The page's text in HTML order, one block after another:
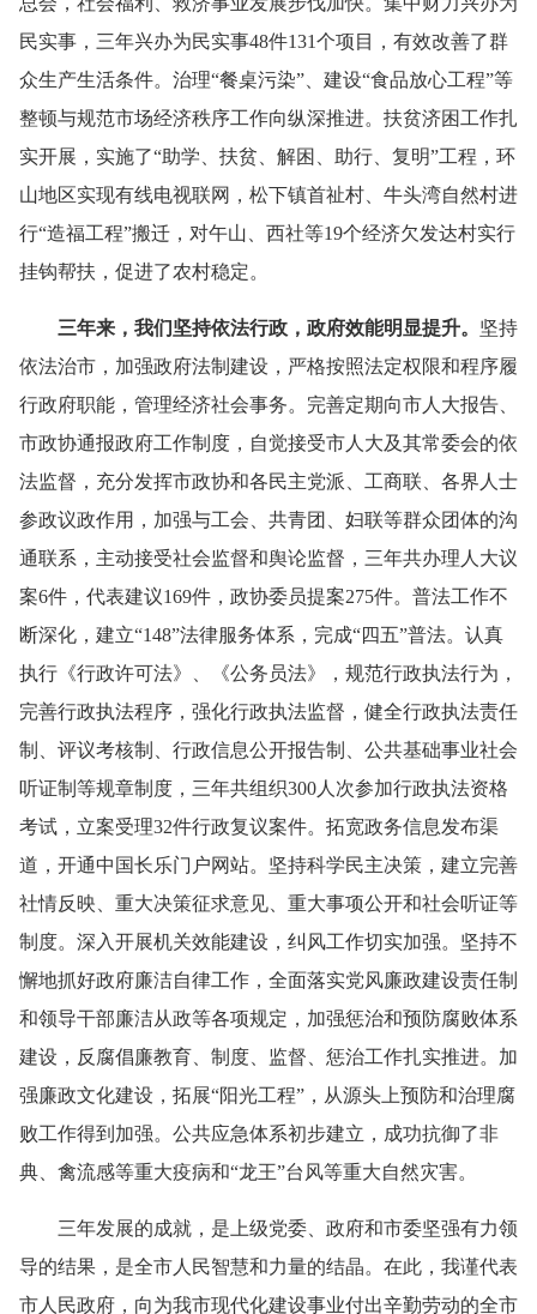
民实事，三年兴办为民实事48件131个项目，有效改善了群
众生产生活条件。治理“餐桌污染”、建设“食品放心工程”等
整顿与规范市场经济秩序工作向纵深推进。扶贫济困工作扎
实开展，实施了“助学、扶贫、解困、助行、复明”工程，环
山地区实现有线电视联网，松下镇首祉村、牛头湾自然村进
行“造福工程”搬迁，对午山、西社等19个经济欠发达村实行
挂钩帮扶，促进了农村稳定。
三年来，我们坚持依法行政，政府效能明显提升。 坚持
依法治市，加强政府法制建设，严格按照法定权限和程序履
行政府职能，管理经济社会事务。完善定期向市人大报告、
市政协通报政府工作制度，自觉接受市人大及其常委会的依
法监督，充分发挥市政协和各民主党派、工商联、各界人士
参政议政作用，加强与工会、共青团、妇联等群众团体的沟
通联系，主动接受社会监督和舆论监督，三年共办理人大议
案6件，代表建议169件，政协委员提案275件。普法工作不
断深化，建立“148”法律服务体系，完成“四五”普法。认真
执行《行政许可法》、《公务员法》，规范行政执法行为，
完善行政执法程序，强化行政执法监督，健全行政执法责任
制、评议考核制、行政信息公开报告制、公共基础事业社会
听证制等规章制度，三年共组织300 人次参加行政执法资格
考试，立案受理32件行政复议案件。拓宽政务信息发布渠
道，开通中国长乐门户网站。坚持科学民主决策，建立完善
社情反映、重大决策征求意见、重大事项公开和社会听证等
制度。深入开展机关效能建设，纠风工作切实加强。坚持不
懈地抓好政府廉洁自律工作，全面落实党风廉政建设责任制
和领导干部廉洁从政等各项规定，加强惩治和预防腐败体系
建设，反腐倡廉教育、制度、监督、惩治工作扎实推进。加
强廉政文化建设，拓展“阳光工程”，从源头上预防和治理腐
败工作得到加强。公共应急体系初步建立，成功抗御了非
典、禽流感等重大疫病和“龙王”台风等重大自然灾害。
三年发展的成就，是上级党委、政府和市委坚强有力领
导的结果，是全市人民智慧和力量的结晶。在此，我谨代表
市人民政府，向为我市现代化建设事业付出辛勤劳动的全市